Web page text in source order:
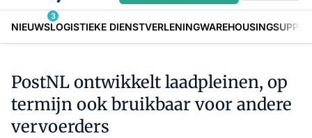
NIEUWS
3
LOGISTIEKE DIENSTVERLENINGWAREHOUSING
PostNL ontwikkelt laadpleinen, op
termijn ook bruikbaar voor andere
vervoerders